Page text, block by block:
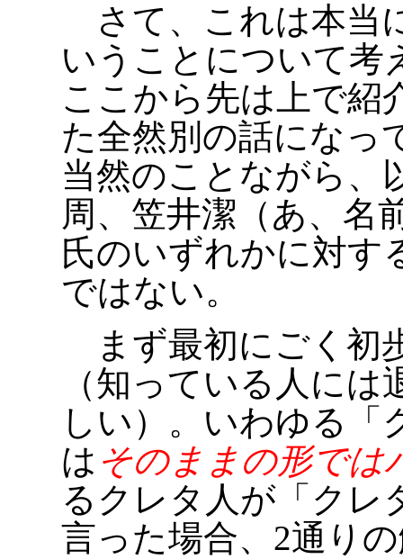
さて、これは本当
いうことについて考
ここから先は上で紹
た全然別の話になっ
当然のことながら、
周、笠井潔（あ、名
氏のいずれかに対す
ではない。
まず最初にごく初
（知っている人に
しい）。いわゆる「
は そのままの形では
るクレタ人が「クレ
言った場合、2通り